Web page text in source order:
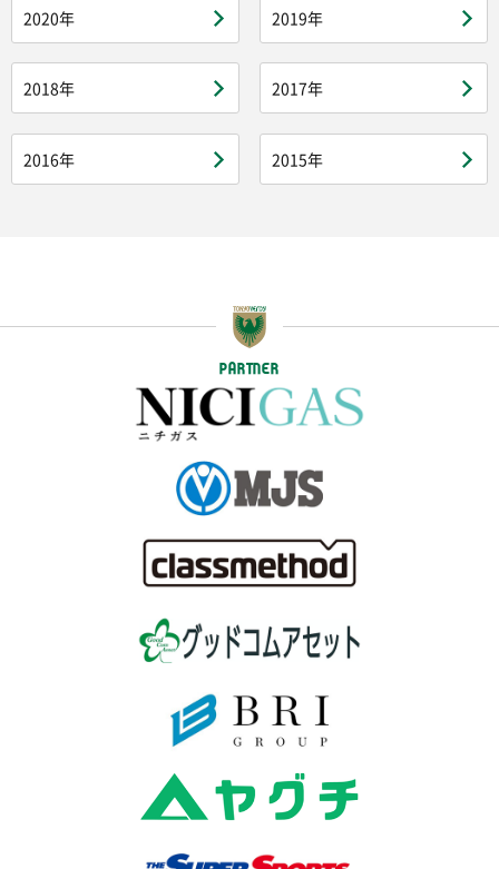
2020年 2019年
2018年 2017年
2016年 2015年
PARTNER